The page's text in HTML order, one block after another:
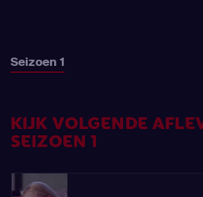
Seizoen 1
KIJK VOLGENDE
SEIZOEN 1